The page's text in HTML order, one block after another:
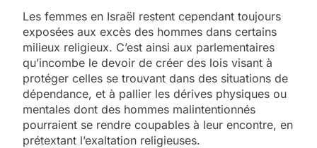
Les femmes en Israël restent cependant toujours
exposées aux excès des hommes dans certains
milieux religieux. C’est ainsi aux parlementaires
qu’incombe le devoir de créer des lois visant à
protéger celles se trouvant dans des situations de
dépendance, et à pallier les dérives physiques ou
mentales dont des hommes malintentionnés
pourraient se rendre coupables à leur encontre, en
prétextant l’exaltation religieuses.